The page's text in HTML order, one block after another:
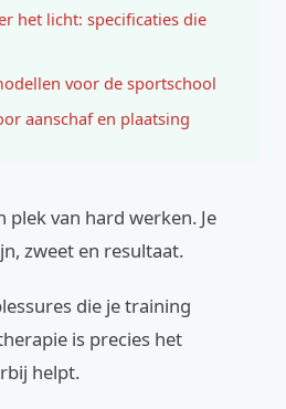
het licht: specificaties die
voor de sportschool
aanschaf en plaatsing
plek van hard werken. Je
zweet en resultaat.
die je training
is precies het
helpt.